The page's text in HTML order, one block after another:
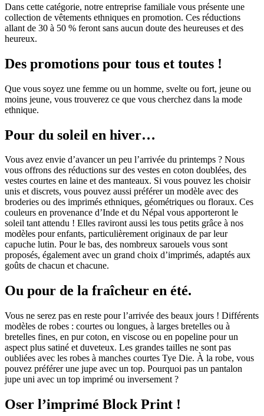
Dans cette catégorie, notre entreprise familiale vous présente une
collection de vêtements ethniques en promotion. Ces réductions
allant de 30 à 50 % feront sans aucun doute des heureuses et des
heureux.
Des promotions pour tous et toutes !
Que vous soyez une femme ou un homme, svelte ou fort, jeune ou
moins jeune, vous trouverez ce que vous cherchez dans la mode
ethnique.
Pour du soleil en hiver…
Vous avez envie d’avancer un peu l’arrivée du printemps ? Nous
vous offrons des réductions sur des vestes en coton doublées, des
vestes courtes en laine et des manteaux. Si vous pouvez les choisir
unis et discrets, vous pouvez aussi préférer un modèle avec des
broderies ou des imprimés ethniques, géométriques ou floraux. Ces
couleurs en provenance d’Inde et du Népal vous apporteront le
soleil tant attendu ! Elles raviront aussi les tous petits grâce à nos
modèles pour enfants, particulièrement originaux de par leur
capuche lutin. Pour le bas, des nombreux sarouels vous sont
proposés, également avec un grand choix d’imprimés, adaptés aux
goûts de chacun et chacune.
Ou pour de la fraîcheur en été.
Vous ne serez pas en reste pour l’arrivée des beaux jours ! Différents
modèles de robes : courtes ou longues, à larges bretelles ou à
bretelles fines, en pur coton, en viscose ou en popeline pour un
aspect plus satiné et duveteux. Les grandes tailles ne sont pas
oubliées avec les robes à manches courtes Tye Die. À la robe, vous
pouvez préférer une jupe avec un top. Pourquoi pas un pantalon
jupe uni avec un top imprimé ou inversement ?
Oser l’imprimé Block Print !